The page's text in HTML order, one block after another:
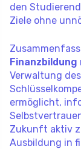
den
Ziele ohne
Finanzbildung
Verwaltung
ermöglicht,
Zukunft aktiv
Ausbildung in